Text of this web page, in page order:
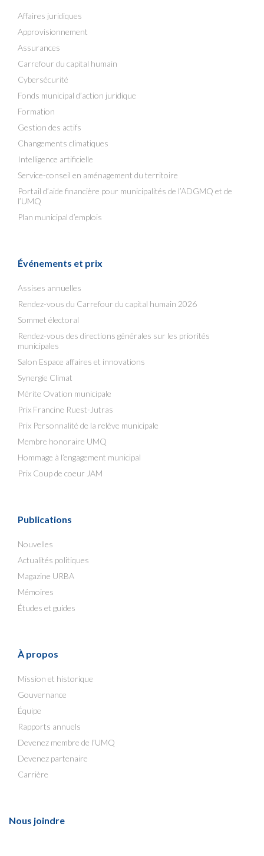
Affaires juridiques
Approvisionnement
Assurances
Carrefour du capital humain
Cybersécurité
Fonds municipal d’action juridique
Formation
Gestion des actifs
Changements climatiques
Intelligence artificielle
Service-conseil en aménagement du territoire
Portail d’aide financière pour municipalités de l’ADGMQ et de
l’UMQ
Plan municipal d’emplois
Événements et prix
Assises annuelles
Rendez-vous du Carrefour du capital humain 2026
Sommet électoral
Rendez-vous des directions générales sur les priorités
municipales
Salon Espace affaires et innovations
Synergie Climat
Mérite Ovation municipale
Prix Francine Ruest-Jutras
Prix Personnalité de la relève municipale
Membre honoraire UMQ
Hommage à l’engagement municipal
Prix Coup de coeur JAM
Publications
Nouvelles
Actualités politiques
Magazine URBA
Mémoires
Études et guides
À propos
Mission et historique
Gouvernance
Équipe
Rapports annuels
Devenez membre de l’UMQ
Devenez partenaire
Carrière
Nous joindre